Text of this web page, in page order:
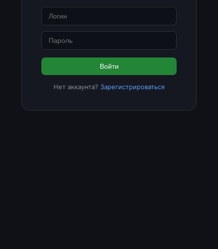
Войти
Нет аккаунта? Зарегистрироваться